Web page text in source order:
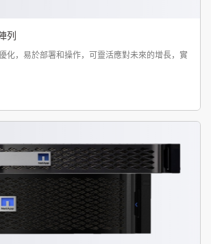
列
化，易於部署和操作，可靈活應對未來的增長，實